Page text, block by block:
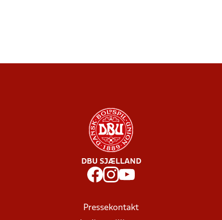
DBU SJÆLLAND
Pressekontakt